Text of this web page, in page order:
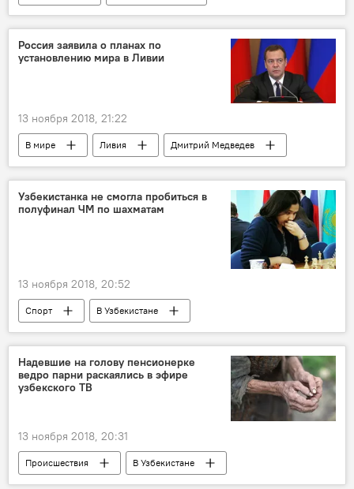
Россия заявила о планах по
установлению мира в Ливии
13 ноября 2018, 21:22
В мире Ливия
Дмитрий Медведев
перемирие
Политика
Узбекистанка не смогла пробиться в
полуфинал ЧМ по шахматам
13 ноября 2018, 20:52
Спорт В Узбекистане
Надевшие на голову пенсионерке
ведро парни раскаялись в эфире
узбекского ТВ
13 ноября 2018, 20:31
Происшествия В Узбекистане